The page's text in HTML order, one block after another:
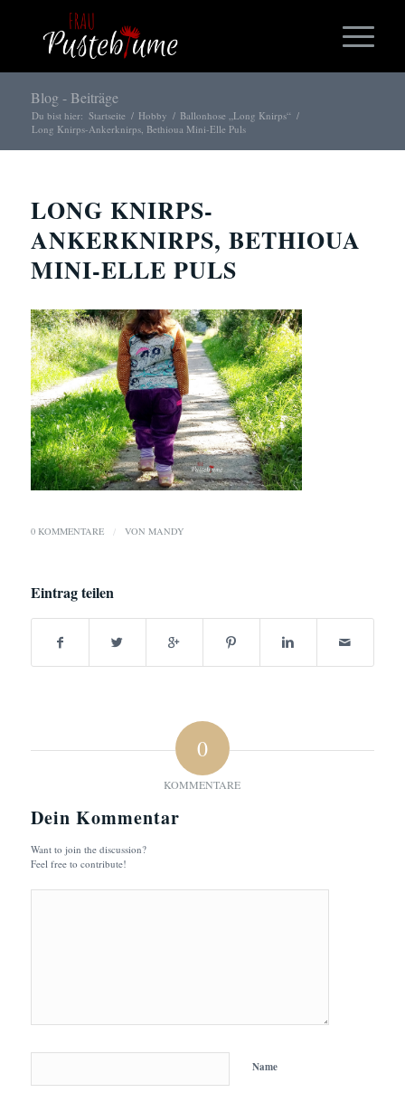
Blog - Beiträge
Du bist hier: Startseite / Hobby / Ballonhose „Long Knirps“ /
Long Knirps-Ankerknirps, Bethioua Mini-Elle Puls
LONG KNIRPS-
ANKERKNIRPS, BETHIOUA
MINI-ELLE PULS
0 KOMMENTARE / VON MANDY
Eintrag teilen
0
KOMMENTARE
Dein Kommentar
Want to join the discussion?
Feel free to contribute!
Name